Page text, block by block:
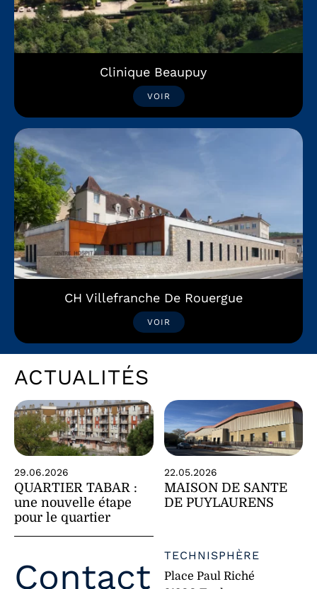
Clinique Beaupuy
VOIR
CH Villefranche De Rouergue
VOIR
ACTUALITÉS
29.06.2026
QUARTIER TABAR :
une nouvelle étape
pour le quartier
22.05.2026
MAISON DE SANTE
DE PUYLAURENS
Contact
TECHNISPHÈRE
Place Paul Riché